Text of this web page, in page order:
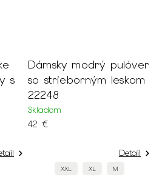
s
Dámsky modrý pulóver
so strieborným leskom
22248
Skladom
42 €
Detail
XXL XL M